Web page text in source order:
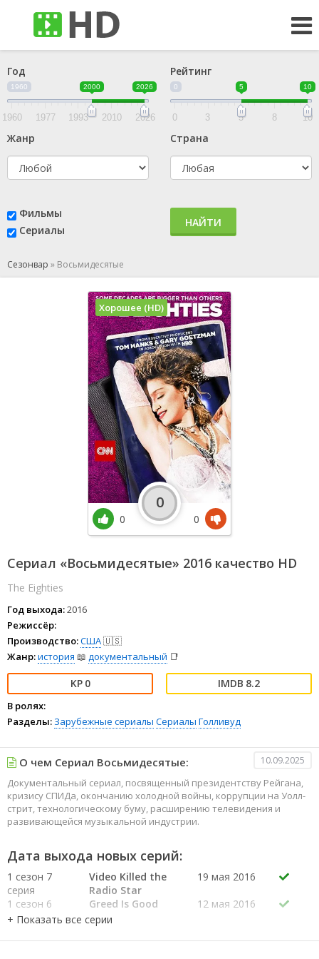
Год
1960 2000 2026
1960 1977 1993 2010 2026
Рейтинг
0 5 10
0 3 5 8 10
Жанр Страна
Фильмы
Сериалы
НАЙТИ
Сезонвар » Восьмидесятые
Сериал «Восьмидесятые» 2016 качество HD
The Eighties
Год выхода:2016
Режиссёр:
Производство:США🇺🇸
Жанр:история 📖 документальный 📑
0 8.2
В ролях:
Разделы: Зарубежные сериалы Сериалы Голливуд
Хорошее (HD)
0
0
0
О чем Сериал Восьмидесятые: 10.09.2025
Документальный сериал, посвященный президентству Рейгана,
кризису СПИДа, окончанию холодной войны, коррупции на Уолл-
стрит, технологическому буму, расширению телевидения и
развивающейся музыкальной индустрии.
Дата выхода новых серий:
1 сезон 7
серия
Video Killed the
Radio Star
19 мая 2016
1 сезон 6
серия
Greed Is Good
12 мая 2016
серия
The Tech Boom
2016